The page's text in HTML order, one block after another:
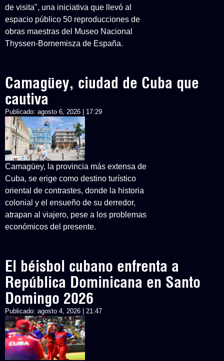
de visita", una iniciativa que llevó al
espacio público 50 reproducciones de
obras maestras del Museo Nacional
Thyssen-Bornemisza de España.
Camagüey, ciudad de Cuba que
cautiva
Publicado: agosto 6, 2026 | 17:29
Camagüey, la provincia más extensa de
Cuba, se erige como destino turístico
oriental de contrastes, donde la historia
colonial y el ensueño de su derredor,
atrapan al viajero, pese a los problemas
económicos del presente.
El béisbol cubano enfrenta a
República Dominicana en Santo
Domingo 2026
Publicado: agosto 4, 2026 | 21:47